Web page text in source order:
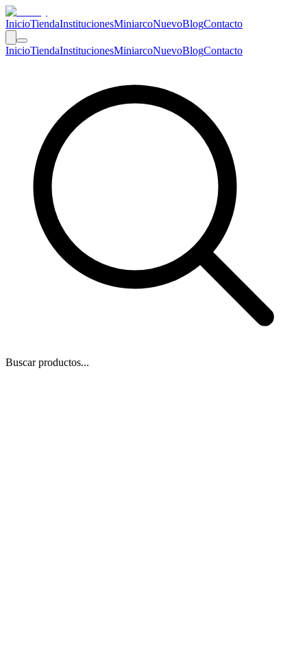
InicioTiendaInstitucionesMiniarcoNuevoBlogContacto
InicioTiendaInstitucionesMiniarcoNuevoBlogContacto
Buscar productos...